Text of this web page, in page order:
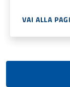
VAI ALLA